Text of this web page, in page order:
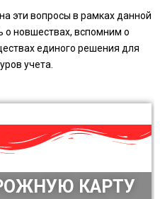
эти вопросы в рамках данной
о новшествах, вспомним о
единого решения для
учета.
КАРТУ